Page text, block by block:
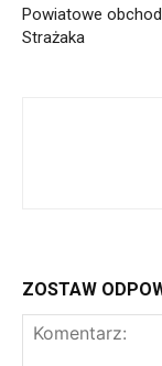
Powiatowe
Strażaka
ZOSTAW